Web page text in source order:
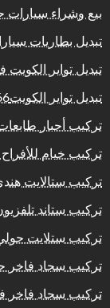
بيع وشراء
تبديل بطاريات
تبديل تواير الكويت
تبديل تواير الكويت50996466
تركيب أحبار
تركيب خيام
تركيب ستالايت
تركيب ستاند تلفزيون
تركيب ستلايت
تركيب سجاد فاخر
تركيب سجاد فاخر